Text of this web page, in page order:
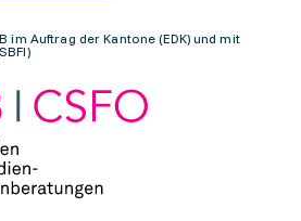
im Auftrag der Kantone (EDK) und mit